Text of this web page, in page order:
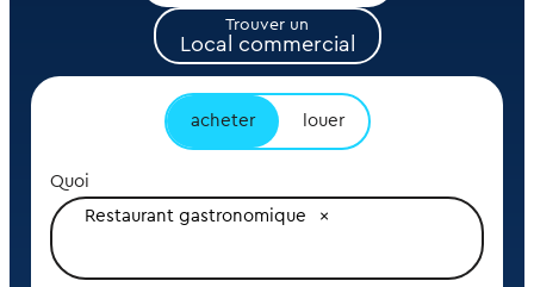
Trouver un
Local commercial
acheter louer
Quoi
Restaurant gastronomique